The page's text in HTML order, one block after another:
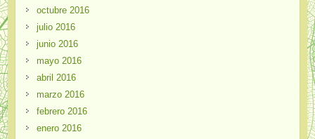
octubre 2016
julio 2016
junio 2016
mayo 2016
abril 2016
marzo 2016
febrero 2016
enero 2016